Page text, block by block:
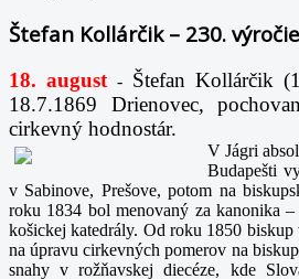
Štefan Kollárčik – 230.
18. august -
Štefan Kollárčik
18.7.1869 Drienovec,
cirkevný hodnostár.
V Jágri
Budapešti
v Sabinove, Prešove, potom na
roku 1834 bol menovaný za kanonika –
košickej katedrály. Od roku 1850 biskup
na úpravu cirkevných pomerov na
snahy v rožňavskej diecéze, kde